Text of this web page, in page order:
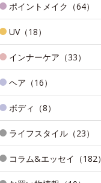
ポイントメイク（64）
UV（18）
インナーケア（33）
ヘア（16）
ボディ（8）
ライフスタイル（23）
コラム&エッセイ（182）